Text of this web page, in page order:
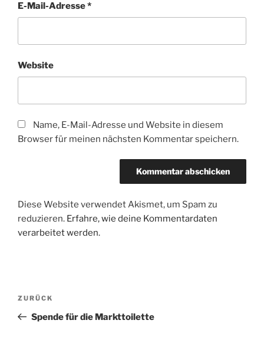
E-Mail-Adresse*
Website
Name, E-Mail-Adresse und Website in diesem
Browser für meinen nächsten Kommentar speichern.
Diese Website verwendet Akismet, um Spam zu
reduzieren. Erfahre, wie deine Kommentardaten
verarbeitet werden.
Beitragsnavigation
Vorheriger
Beitrag
ZURÜCK
Spende für die Markttoilette